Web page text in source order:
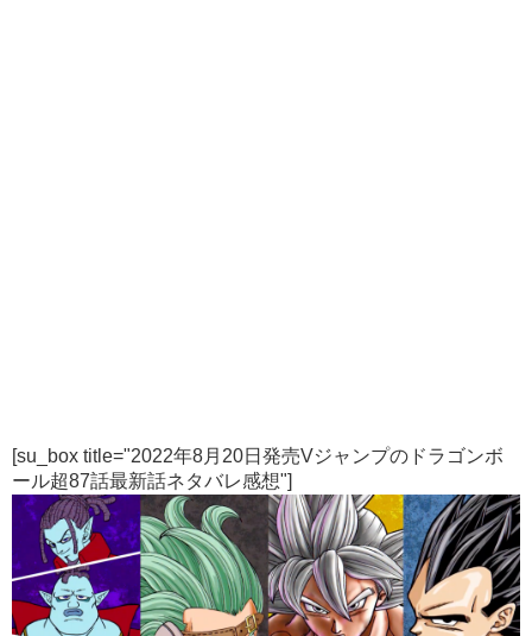
[su_box title="2022年8月20日発売Vジャンプのドラゴンボ
ール超87話最新話ネタバレ感想"]